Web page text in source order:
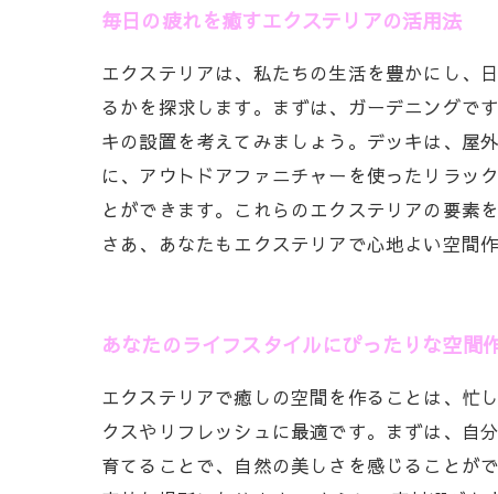
毎日の疲れを癒すエクステリアの活用法
エクステリアは、私たちの生活を豊かにし、
るかを探求します。まずは、ガーデニングで
キの設置を考えてみましょう。デッキは、屋
に、アウトドアファニチャーを使ったリラッ
とができます。これらのエクステリアの要素
さあ、あなたもエクステリアで心地よい空間
あなたのライフスタイルにぴったりな空間
エクステリアで癒しの空間を作ることは、忙
クスやリフレッシュに最適です。まずは、自
育てることで、自然の美しさを感じることが